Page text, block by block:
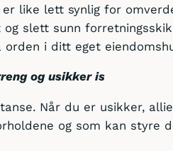
like lett synlig for
slett sunn
i ditt eget
og usikker is
Når du er usikker,
og som kan styre